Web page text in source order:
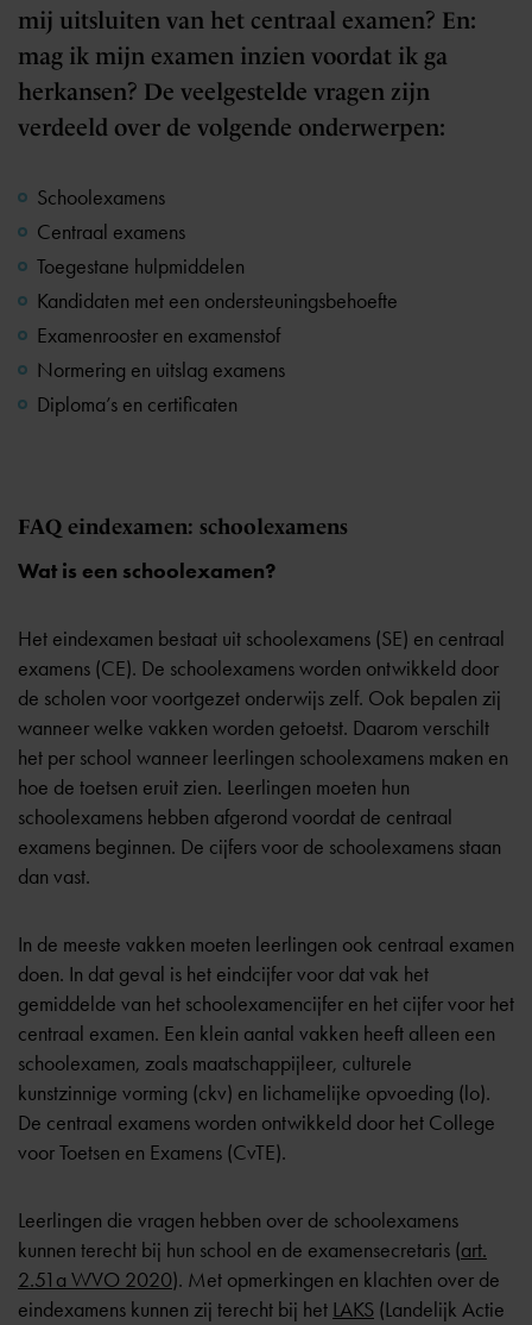
mij uitsluiten van het centraal examen? En:
mag ik mijn examen inzien voordat ik ga
herkansen? De veelgestelde vragen zijn
verdeeld over de volgende onderwerpen:
Schoolexamens
Centraal examens
Toegestane hulpmiddelen
Kandidaten met een ondersteuningsbehoefte
Examenrooster en examenstof
Normering en uitslag examens
Diploma’s en certificaten
FAQ eindexamen: schoolexamens
Wat is een schoolexamen?
Het eindexamen bestaat uit schoolexamens (SE) en centraal
examens (CE). De schoolexamens worden ontwikkeld door
de scholen voor voortgezet onderwijs zelf. Ook bepalen zij
wanneer welke vakken worden getoetst. Daarom verschilt
het per school wanneer leerlingen schoolexamens maken en
hoe de toetsen eruit zien. Leerlingen moeten hun
schoolexamens hebben afgerond voordat de centraal
examens beginnen. De cijfers voor de schoolexamens staan
dan vast.
In de meeste vakken moeten leerlingen ook centraal examen
doen. In dat geval is het eindcijfer voor dat vak het
gemiddelde van het schoolexamencijfer en het cijfer voor het
centraal examen. Een klein aantal vakken heeft alleen een
schoolexamen, zoals maatschappijleer, culturele
kunstzinnige vorming (ckv) en lichamelijke opvoeding (lo).
De centraal examens worden ontwikkeld door het College
voor Toetsen en Examens (CvTE).
Leerlingen die vragen hebben over de schoolexamens
kunnen terecht bij hun school en de examensecretaris (art.
2.51a WVO 2020). Met opmerkingen en klachten over de
eindexamens kunnen zij terecht bij het LAKS (Landelijk Actie